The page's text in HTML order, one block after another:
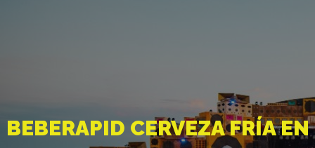
BEBERAPID CERVEZA FRÍA EN